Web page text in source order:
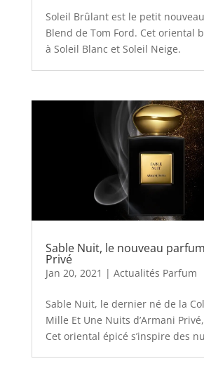
Soleil Brûlant est le petit
Blend de Tom Ford. Cet oriental
à Soleil Blanc et Soleil Neige.
Sable Nuit, le nouveau
Privé
Jan 20, 2021 | Actualités Parfum
Sable Nuit, le dernier né de la
Mille Et Une Nuits d’Armani
Cet oriental épicé s’inspire des